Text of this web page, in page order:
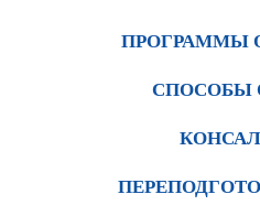
ПРОГРАММЫ
СПОСОБЫ